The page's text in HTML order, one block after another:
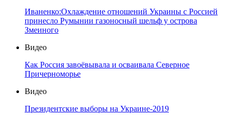
Иваненко:Охлаждение отношений Украины с Россией
принесло Румынии газоносный шельф у острова
Змеиного
Видео
Как Россия завоёвывала и осваивала Северное
Причерноморье
Видео
Президентские выборы на Украине-2019